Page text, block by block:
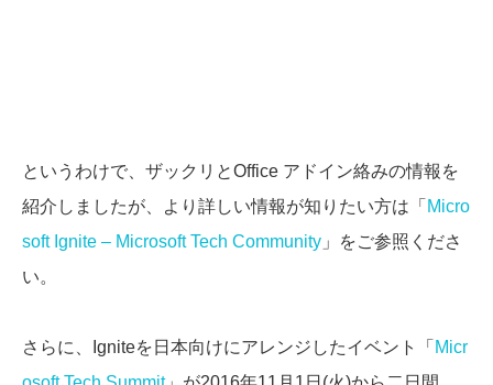
というわけで、ザックリとOffice アドイン絡みの情報を
紹介しましたが、より詳しい情報が知りたい方は「 Micro
soft Ignite – Microsoft Tech Community 」をご参照くださ
い。
さらに、Igniteを日本向けにアレンジしたイベント「 Micr